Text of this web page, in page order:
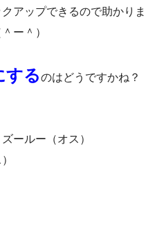
アップできるので助かりま
ー＾）
するのはどうですかね？
ールー（オス）